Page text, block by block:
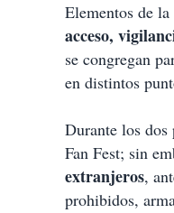
Elementos de la
acceso,
se congregan
en distintos
Durante los dos
Fan Fest; sin
extranjeros,
prohibidos,